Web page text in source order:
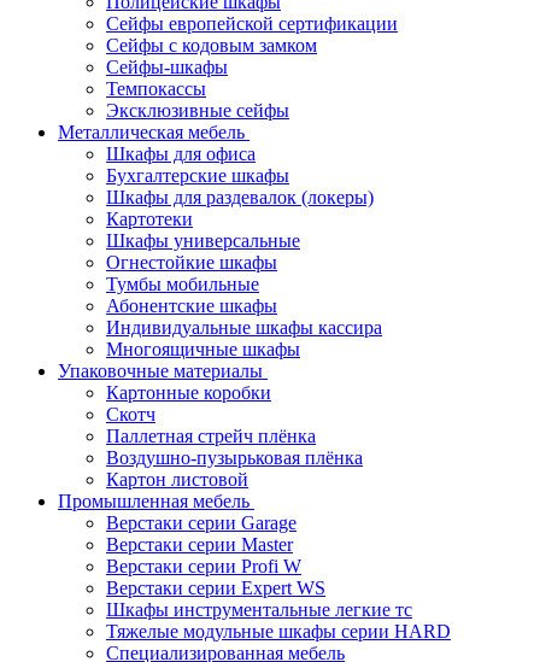
Сейфы европейской сертификации
Сейфы с кодовым замком
Сейфы-шкафы
Темпокассы
Эксклюзивные сейфы
Металлическая мебель
Шкафы для офиса
Бухгалтерские шкафы
Шкафы для раздевалок (локеры)
Картотеки
Шкафы универсальные
Огнестойкие шкафы
Тумбы мобильные
Абонентские шкафы
Индивидуальные шкафы кассира
Многоящичные шкафы
Упаковочные материалы
Картонные коробки
Скотч
Паллетная стрейч плёнка
Воздушно-пузырьковая плёнка
Картон листовой
Промышленная мебель
Верстаки серии Garage
Верстаки серии Master
Верстаки серии Profi W
Верстаки серии Expert WS
Шкафы инструментальные легкие тс
Тяжелые модульные шкафы серии HARD
Cпециализированная мебель